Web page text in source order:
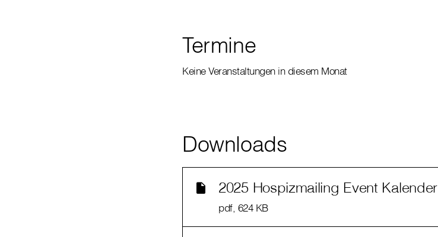
Termine
Keine Veranstaltungen in diesem Monat
Downloads
2025 Hospizmailing Event Kalender
pdf, 624 KB